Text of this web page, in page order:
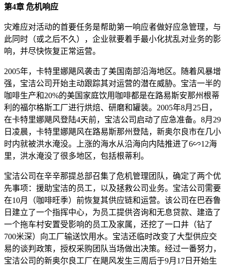
第4章 危机响应
灾难应对活动的首要任务是帮助第一响应者做好应急管理，与
此同时（或之后不久），企业就要着手最小化扰乱对业务的影
响，并尽快恢复正常运营。
2005年，卡特里娜飓风袭击了美国南部沿海地区。随着风暴增
强，宝洁公司开始主动跟踪其对运营的潜在威胁。宝洁一半的
咖啡生产和20%的美国家庭饮用咖啡都是在路易斯安那州根蒂
利的福尔格斯工厂进行烘焙、研磨和罐装。2005年8月25日，
在卡特里娜飓风登陆4天前，宝洁公司启动了应急准备。8月29
日凌晨，卡特里娜飓风在路易斯那州登陆，新奥尔良市在几小
时内就被洪水淹没。上涨的海水从沿海向内陆推进了6∽12海
里，洪水淹没了很多地区，包括根蒂利。
宝洁公司在辛辛那提总部召集了危机管理团队，确定了两个优
先事项：援助宝洁的员工，以及拯救公司业务。宝洁公司需要
在10月（咖啡旺季）前恢复其供应链和运营。该公司在巴吞鲁
日建立了一个指挥中心，为员工提供咨询和无息贷款、建造了
一个拖车村安置受影响的员工及家属，还挖了一口井（钻了
700米深）向工厂输送饮用水。宝洁还临时改变了大型供应交
易的谈判政策，授权采购团队当场做出决策。经过一番努力，
宝洁公司的新奥尔良工厂在飓风发生三周后于9月17日开始生